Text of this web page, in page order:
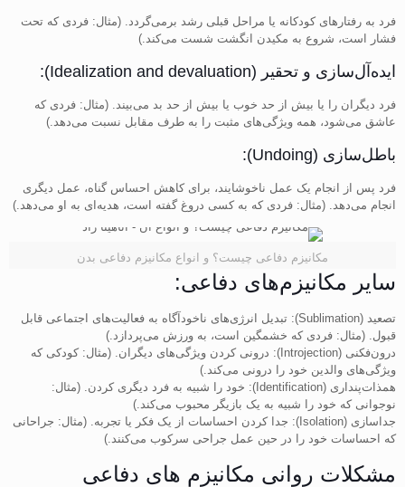
فرد به رفتارهای کودکانه یا مراحل قبلی رشد برمی‌گردد. (مثال: فردی که تحت
فشار است، شروع به مکیدن انگشت شست می‌کند.)
ایده‌آل‌سازی و تحقیر (Idealization and devaluation):
فرد دیگران را یا بیش از حد خوب یا بیش از حد بد می‌بیند. (مثال: فردی که
عاشق می‌شود، همه ویژگی‌های مثبت را به طرف مقابل نسبت می‌دهد.)
باطل‌سازی (Undoing):
فرد پس از انجام یک عمل ناخوشایند، برای کاهش احساس گناه، عمل دیگری
انجام می‌دهد. (مثال: فردی که به کسی دروغ گفته است، هدیه‌ای به او می‌دهد.)
مکانیزم دفاعی چیست؟ و انواع مکانیزم دفاعی بدن
سایر مکانیزم‌های دفاعی:
تصعید (Sublimation): تبدیل انرژی‌های ناخودآگاه به فعالیت‌های اجتماعی قابل
قبول. (مثال: فردی که خشمگین است، به ورزش می‌پردازد.)
درون‌فکنی (Introjection): درونی کردن ویژگی‌های دیگران. (مثال: کودکی که
ویژگی‌های والدین خود را درونی می‌کند.)
همذات‌پنداری (Identification): خود را شبیه به فرد دیگری کردن. (مثال:
نوجوانی که خود را شبیه به یک بازیگر محبوب می‌کند.)
جداسازی (Isolation): جدا کردن احساسات از یک فکر یا تجربه. (مثال: جراحانی
که احساسات خود را در حین عمل جراحی سرکوب می‌کنند.)
مشکلات روانی مکانیزم های دفاعی